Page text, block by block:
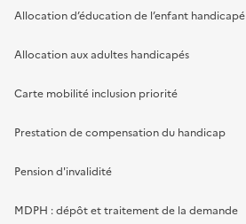
Allocation d’éducation de l’enfant handicapé
Allocation aux adultes handicapés
Carte mobilité inclusion priorité
Prestation de compensation du handicap
Pension d'invalidité
MDPH : dépôt et traitement de la demande